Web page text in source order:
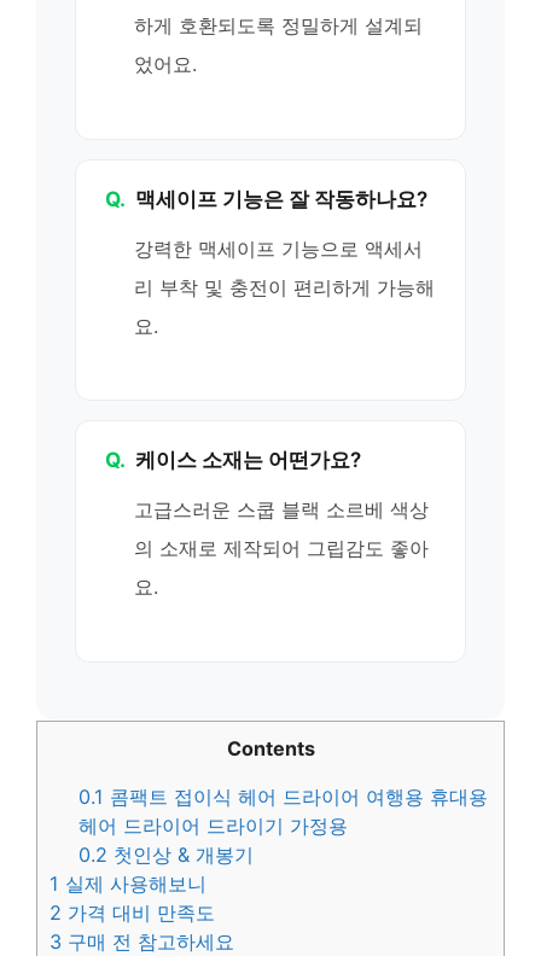
하게 호환되도록 정밀하게 설계되
었어요.
Q. 맥세이프 기능은 잘 작동하나요?
강력한 맥세이프 기능으로 액세서
리 부착 및 충전이 편리하게 가능해
요.
Q. 케이스 소재는 어떤가요?
고급스러운 스쿱 블랙 소르베 색상
의 소재로 제작되어 그립감도 좋아
요.
Contents
0.1 콤팩트 접이식 헤어 드라이어 여행용 휴대용
헤어 드라이어 드라이기 가정용
0.2 첫인상 & 개봉기
1 실제 사용해보니
2 가격 대비 만족도
3 구매 전 참고하세요